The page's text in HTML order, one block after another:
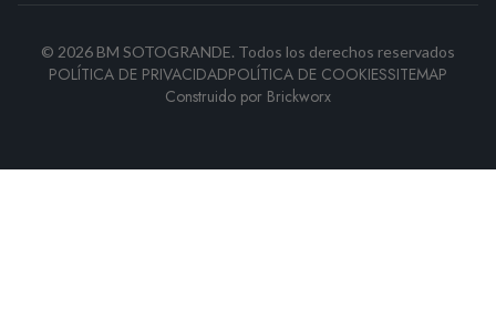
© 2026 BM SOTOGRANDE. Todos los derechos reservados
POLÍTICA DE PRIVACIDADPOLÍTICA DE COOKIESSITEMAP
Construido por Brickworx